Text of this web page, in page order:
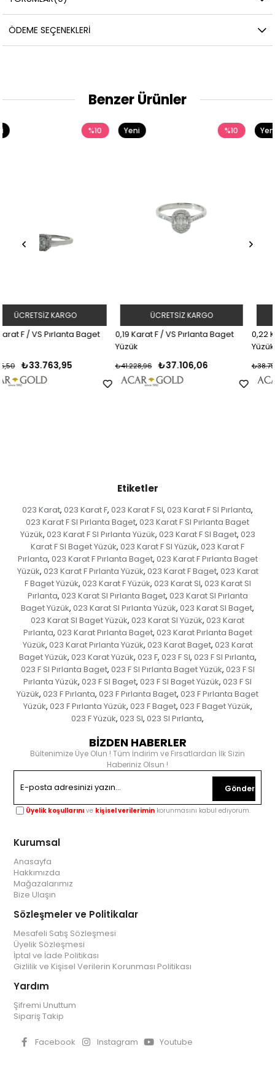
ÖDEME SEÇENEKLERI
Benzer Ürünler
0,19 Karat F / VS Pırlanta Baget
₺37.106,06
₺41.228,96
%10
ÜCRETSIZ KARGO
0,22 Karat F / SI Pırlanta Baget
₺34.877,99
₺38.753,32
%10
ÜCRETSIZ KARGO
Etiketler
023 Karat, 023 Karat F, 023 Karat F SI, 023 Karat F SI Pırlanta,
023 Karat F SI Pırlanta Baget, 023 Karat F SI Pırlanta Baget
Yüzük, 023 Karat F SI Pırlanta Yüzük, 023 Karat F SI Baget, 023
Karat F SI Baget Yüzük, 023 Karat F SI Yüzük, 023 Karat F
Pırlanta, 023 Karat F Pırlanta Baget, 023 Karat F Pırlanta Baget
Yüzük, 023 Karat F Pırlanta Yüzük, 023 Karat F Baget, 023 Karat
F Baget Yüzük, 023 Karat F Yüzük, 023 Karat SI, 023 Karat SI
Pırlanta, 023 Karat SI Pırlanta Baget, 023 Karat SI Pırlanta
Baget Yüzük, 023 Karat SI Pırlanta Yüzük, 023 Karat SI Baget,
023 Karat SI Baget Yüzük, 023 Karat SI Yüzük, 023 Karat
Pırlanta, 023 Karat Pırlanta Baget, 023 Karat Pırlanta Baget
Yüzük, 023 Karat Pırlanta Yüzük, 023 Karat Baget, 023 Karat
Baget Yüzük, 023 Karat Yüzük, 023 F, 023 F SI, 023 F SI Pırlanta,
023 F SI Pırlanta Baget, 023 F SI Pırlanta Baget Yüzük, 023 F SI
Pırlanta Yüzük, 023 F SI Baget, 023 F SI Baget Yüzük, 023 F SI
Yüzük, 023 F Pırlanta, 023 F Pırlanta Baget, 023 F Pırlanta Baget
Yüzük, 023 F Pırlanta Yüzük, 023 F Baget, 023 F Baget Yüzük,
023 F Yüzük, 023 SI, 023 SI Pırlanta,
BİZDEN HABERLER
Bültenimize Üye Olun ! Tüm İndirim ve Fırsatlardan İlk Sizin
Haberiniz Olsun !
Gönder
Üyelik koşullarını ve kişisel verilerimin korunmasını kabul ediyorum.
Kurumsal
Anasayfa
Hakkımızda
Mağazalarımız
Bize Ulaşın
Sözleşmeler ve Politikalar
Mesafeli Satış Sözleşmesi
Üyelik Sözleşmesi
İptal ve İade Politikası
Gizlilik ve Kişisel Verilerin Korunması Politikası
Yardım
Şifremi Unuttum
Sipariş Takip
Facebook Instagram Youtube